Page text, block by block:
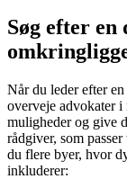
Søg efter en
Når du leder efter en
overveje advokater
muligheder og give
rådgiver, som
du flere byer, hvor
inkluderer: